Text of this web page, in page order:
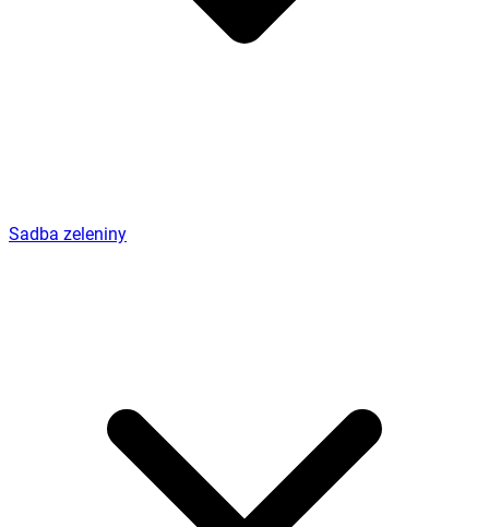
Sadba zeleniny